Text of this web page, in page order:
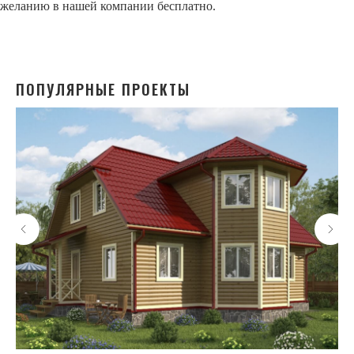
желанию в нашей компании бесплатно.
ПОПУЛЯРНЫЕ ПРОЕКТЫ